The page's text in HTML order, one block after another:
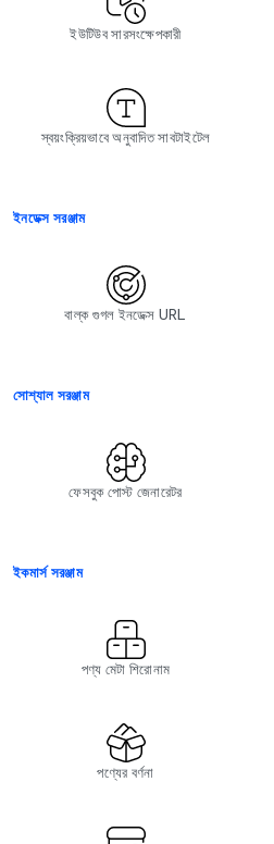
ইউটিউব সারসংক্ষেপকারী
স্বয়ংক্রিয়ভাবে অনুবাদিত সাবটাইটেল
ইনডেক্স সরঞ্জাম
বাল্ক গুগল ইনডেক্স URL
সোশ্যাল সরঞ্জাম
ফেসবুক পোস্ট জেনারেটর
ইকমার্স সরঞ্জাম
পণ্য মেটা শিরোনাম
পণ্যের বর্ণনা